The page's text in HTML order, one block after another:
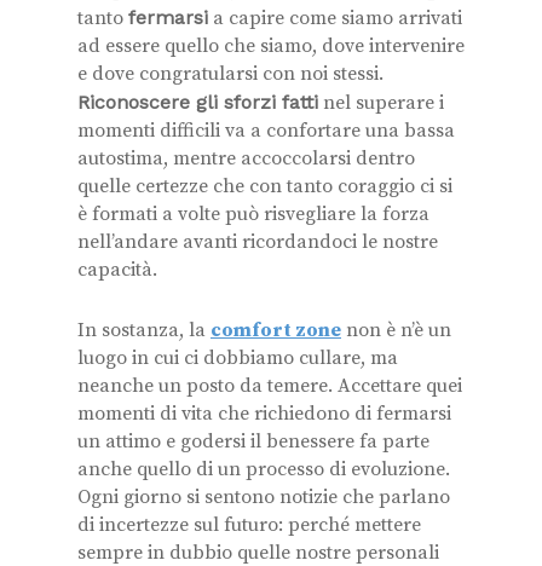
tanto fermarsi a capire come siamo arrivati
ad essere quello che siamo, dove intervenire
e dove congratularsi con noi stessi.
Riconoscere gli sforzi fatti nel superare i
momenti difficili va a confortare una bassa
autostima, mentre accoccolarsi dentro
quelle certezze che con tanto coraggio ci si
è formati a volte può risvegliare la forza
nell’andare avanti ricordandoci le nostre
capacità.
In sostanza, la comfort zone non è n’è un
luogo in cui ci dobbiamo cullare, ma
neanche un posto da temere. Accettare quei
momenti di vita che richiedono di fermarsi
un attimo e godersi il benessere fa parte
anche quello di un processo di evoluzione.
Ogni giorno si sentono notizie che parlano
di incertezze sul futuro: perché mettere
sempre in dubbio quelle nostre personali